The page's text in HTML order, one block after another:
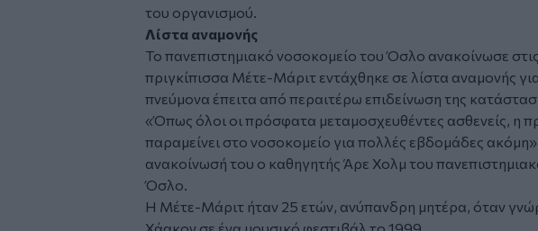
του οργανισμού.
Λίστα αναμονής
Το πανεπιστημιακό νοσοκομείο του Όσλο ανακοίνωσε στις
πριγκίπισσα Μέτε-Μάριτ εντάχθηκε σε λίστα αναμονής
πνεύμονα έπειτα από περαιτέρω επιδείνωση της
«Όπως όλοι οι πρόσφατα μεταμοσχευθέντες ασθενείς, η
παραμείνει στο νοσοκομείο για πολλές εβδομάδες
ανακοίνωσή του ο καθηγητής Άρε Χολμ του
Όσλο.
Η Μέτε-Μάριτ ήταν 25 ετών, ανύπανδρη μητέρα, όταν